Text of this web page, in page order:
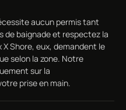
aucun permis tant
de baignade et respectez la
Shore, eux, demandent le
selon la zone. Notre
sur la
prise en main.